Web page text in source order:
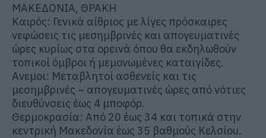
ΜΑΚΕΔΟΝΙΑ, ΘΡΑΚΗ
Καιρός: Γενικά αίθριος με λίγες πρόσκαιρες
νεφώσεις τις μεσημβρινές και απογευματινές
ώρες κυρίως στα ορεινά όπου θα εκδηλωθούν
τοπικοί όμβροι ή μεμονωμένες καταιγίδες.
Ανεμοι: Μεταβλητοί ασθενείς και τις
μεσημβρινές – απογευματινές ώρες από νότιες
διευθύνσεις έως 4 μποφόρ.
Θερμοκρασία: Από 20 έως 34 και τοπικά στην
κεντρική Μακεδονία έως 35 βαθμούς Κελσίου.